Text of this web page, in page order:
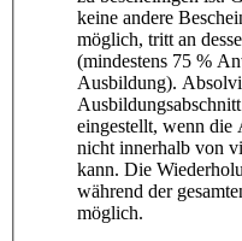
keine andere
möglich, tritt an
(mindestens 75 %
Ausbildung).
eingestellt, wenn die
nicht innerhalb von
kann. Die
während der
möglich.